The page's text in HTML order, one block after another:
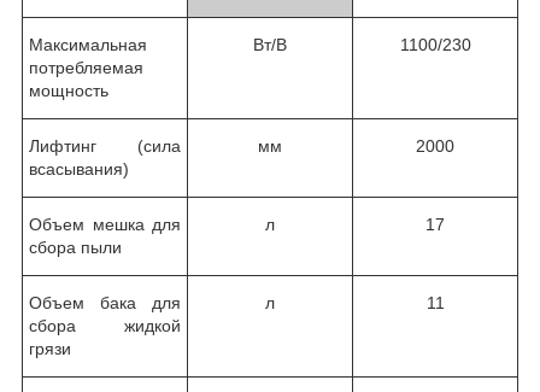
Максимальная
потребляемая
мощность
Вт/В 1100/230
Лифтинг (сила
всасывания)
мм 2000
Объем мешка для
сбора пыли
л 17
Объем бака для
сбора жидкой
грязи
л 11